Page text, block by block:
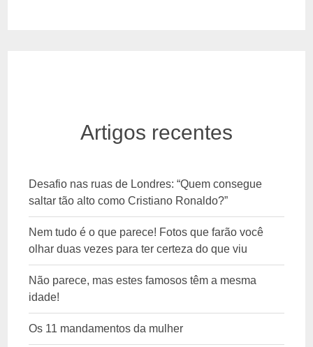
Artigos recentes
Desafio nas ruas de Londres: “Quem consegue
saltar tão alto como Cristiano Ronaldo?”
Nem tudo é o que parece! Fotos que farão você
olhar duas vezes para ter certeza do que viu
Não parece, mas estes famosos têm a mesma
idade!
Os 11 mandamentos da mulher